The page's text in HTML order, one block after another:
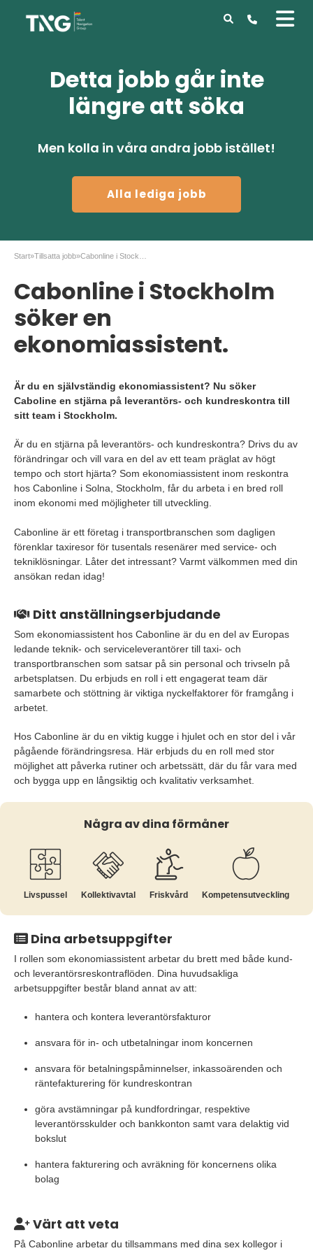
Detta jobb går inte
längre att söka
Men kolla in våra andra jobb istället!
Alla lediga jobb
Start»Tillsatta jobb»
Cabonline i Stockholm
söker en
ekonomiassistent.
Är du en självständig ekonomiassistent? Nu söker
Caboline en stjärna på leverantörs- och kundreskontra till
sitt team i Stockholm.
Är du en stjärna på leverantörs- och kundreskontra? Drivs du av
förändringar och vill vara en del av ett team präglat av högt
tempo och stort hjärta? Som ekonomiassistent inom reskontra
hos Cabonline i Solna, Stockholm, får du arbeta i en bred roll
inom ekonomi med möjligheter till utveckling.
Cabonline är ett företag i transportbranschen som dagligen
förenklar taxiresor för tusentals resenärer med service- och
tekniklösningar. Låter det intressant? Varmt välkommen med din
ansökan redan idag!
Ditt anställningserbjudande
Som ekonomiassistent hos Cabonline är du en del av Europas
ledande teknik- och serviceleverantörer till taxi- och
transportbranschen som satsar på sin personal och trivseln på
arbetsplatsen. Du erbjuds en roll i ett engagerat team där
samarbete och stöttning är viktiga nyckelfaktorer för framgång i
arbetet.
Hos Cabonline är du en viktig kugge i hjulet och en stor del i vår
pågående förändringsresa. Här erbjuds du en roll med stor
möjlighet att påverka rutiner och arbetssätt, där du får vara med
och bygga upp en långsiktig och kvalitativ verksamhet.
Några av dina förmåner
Livspussel Kollektiv­avtal Friskvård Kompetens­utveckling
Dina arbetsuppgifter
I rollen som ekonomiassistent arbetar du brett med både kund-
och leverantörsreskontraflöden. Dina huvudsakliga
arbetsuppgifter består bland annat av att:
hantera och kontera leverantörsfakturor
ansvara för in- och utbetalningar inom koncernen
ansvara för betalningspåminnelser, inkassoärenden och
räntefakturering för kundreskontran
göra avstämningar på kundfordringar, respektive
leverantörsskulder och bankkonton samt vara delaktig vid
bokslut
hantera fakturering och avräkning för koncernens olika
bolag
Värt att veta
På Cabonline arbetar du tillsammans med dina sex kollegor i